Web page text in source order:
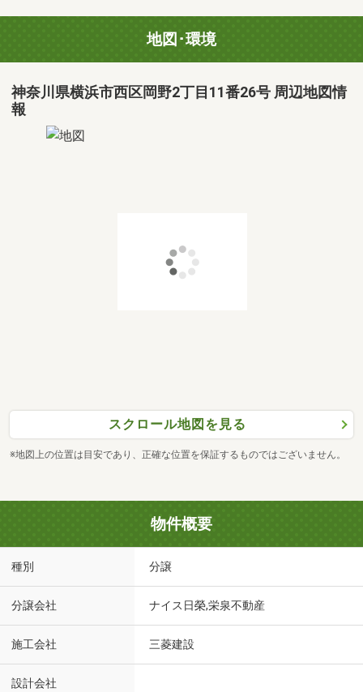
地図･環境
神奈川県横浜市西区岡野2丁目11番26号 周辺地図情
報
スクロール地図を見る
※地図上の位置は目安であり、正確な位置を保証するものではございません。
物件概要
種別 分譲
分譲会社 ナイス日榮,栄泉不動産
施工会社 三菱建設
設計会社